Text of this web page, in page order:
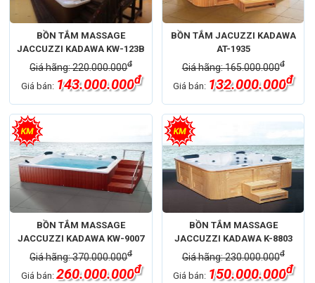
BỒN TẮM MASSAGE
JACCUZZI KADAWA KW-123B
Giá hãng: 220.000.000đ
Giá bán: 143.000.000đ
BỒN TẮM JACUZZI KADAWA
AT-1935
Giá hãng: 165.000.000đ
Giá bán: 132.000.000đ
BỒN TẮM MASSAGE
JACCUZZI KADAWA KW-9007
Giá hãng: 370.000.000đ
Giá bán: 260.000.000đ
BỒN TẮM MASSAGE
JACCUZZI KADAWA K-8803
Giá hãng: 230.000.000đ
Giá bán: 150.000.000đ